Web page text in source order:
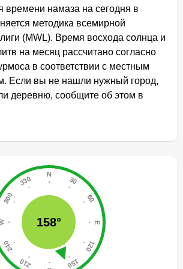
времени намаза на сегодня в
методика всемирной
(MWL). Время восхода солнца и
на месяц рассчитано согласно
в соответствии с местным
Если вы не нашли нужный город,
деревню, сообщите об этом в
158°